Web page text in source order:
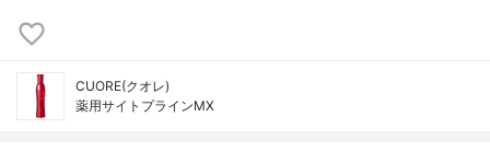
CUORE(クオレ)
薬用サイトプラインMX